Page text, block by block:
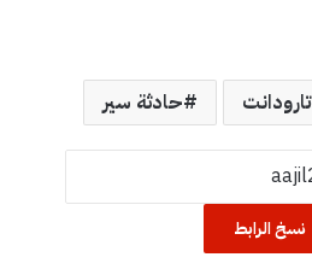
تارودانت حادثة سير
نسخ الرابط